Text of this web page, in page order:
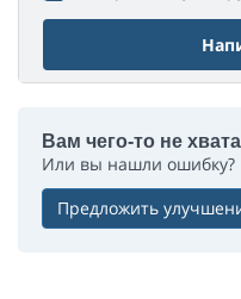
Вам чего-то не
Или вы нашли ошибку?
Предложить